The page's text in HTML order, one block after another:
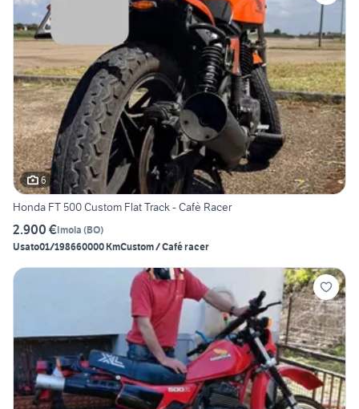
6
Honda FT 500 Custom Flat Track - Cafè Racer
2.900 €Imola (BO)
Usato01/198660000 KmCustom / Café racer